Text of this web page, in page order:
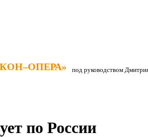
под руководством
по России